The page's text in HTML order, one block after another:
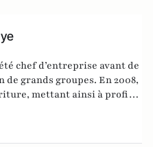
chef d’entreprise avant de
grands groupes. En 2008,
mettant ainsi à profit
géopolitiques. Il a publié
pour cadre les grands